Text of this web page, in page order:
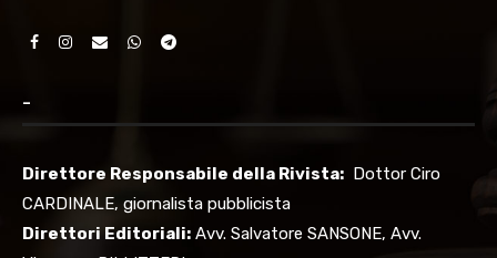
–
Direttore Responsabile della Rivista: Dottor Ciro
CARDINALE, giornalista pubblicista
Direttori Editoriali: Avv. Salvatore SANSONE, Avv.